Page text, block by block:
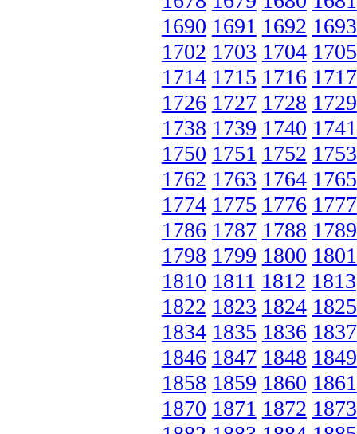
1690 1691 1692 1693
1702 1703 1704 1705
1714 1715 1716 1717
1726 1727 1728 1729
1738 1739 1740 1741
1750 1751 1752 1753
1762 1763 1764 1765
1774 1775 1776 1777
1786 1787 1788 1789
1798 1799 1800 1801
1810 1811 1812 1813
1822 1823 1824 1825
1834 1835 1836 1837
1846 1847 1848 1849
1858 1859 1860 1861
1870 1871 1872 1873